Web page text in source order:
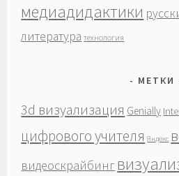
медиадидактики
литература технология
МЕТКИ
3d визуализация Genially
цифрового учителя Яндекс
видеоскрайбинг